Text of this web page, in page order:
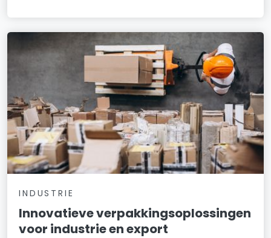
INDUSTRIE
Innovatieve verpakkingsoplossingen
voor industrie en export